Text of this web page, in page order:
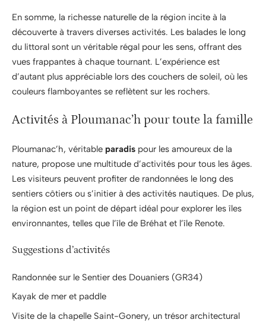
En somme, la richesse naturelle de la région incite à la
découverte à travers diverses activités. Les balades le long
du littoral sont un véritable régal pour les sens, offrant des
vues frappantes à chaque tournant. L’expérience est
d’autant plus appréciable lors des couchers de soleil, où les
couleurs flamboyantes se reflètent sur les rochers.
Activités à Ploumanac’h pour toute la famille
Ploumanac’h, véritable paradis pour les amoureux de la
nature, propose une multitude d’activités pour tous les âges.
Les visiteurs peuvent profiter de randonnées le long des
sentiers côtiers ou s’initier à des activités nautiques. De plus,
la région est un point de départ idéal pour explorer les îles
environnantes, telles que l’île de Bréhat et l’île Renote.
Suggestions d’activités
Randonnée sur le Sentier des Douaniers (GR34)
Kayak de mer et paddle
Visite de la chapelle Saint-Gonery, un trésor architectural